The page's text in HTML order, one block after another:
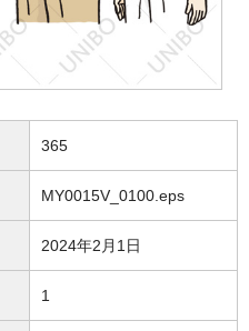
365
MY0015V_0100.eps
2024年2月1日
1